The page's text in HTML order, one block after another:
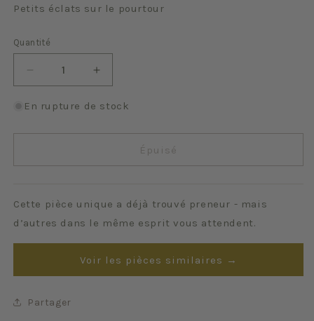
Petits éclats sur le pourtour
Quantité
Quantité
Réduire
la
quantité
Gien
Augmenter
la
quantité
Gien
En rupture de stock
Épuisé
Cette pièce unique a déjà trouvé preneur - mais
d’autres dans le même esprit vous attendent.
Voir les pièces similaires →
Partager